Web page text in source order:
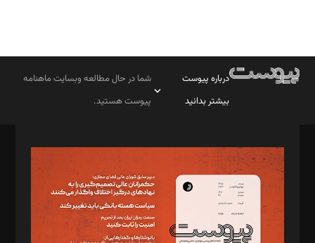
درباره پیوست
بیشتر بدانید
شما در حال مطالعه وبسایت ماهنامه
پیوست هستید.
مدیر مسئول: محمدباقر اثنی‌عشری
سردبیر: مهرک محمودی
دبیر تحریریه: میثم قاسمی
د‌بیر ناداستان: سمانه سمیع
د‌بیر خدمت و تجارت: ابوالفضل رجبی